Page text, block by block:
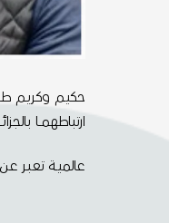
حكيـم وكريـم
ارتباطهمــا
عالميـة تعبـر